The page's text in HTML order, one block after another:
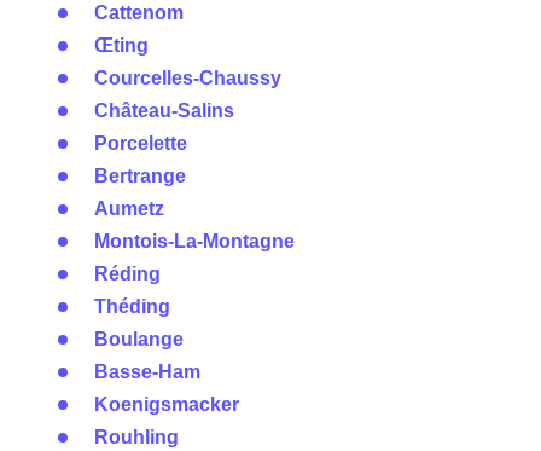
Cattenom
Œting
Courcelles-Chaussy
Château-Salins
Porcelette
Bertrange
Aumetz
Montois-La-Montagne
Réding
Théding
Boulange
Basse-Ham
Koenigsmacker
Rouhling